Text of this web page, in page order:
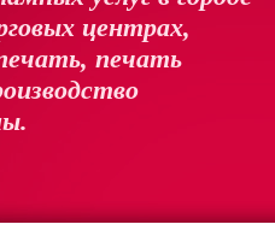
центрах,
печать